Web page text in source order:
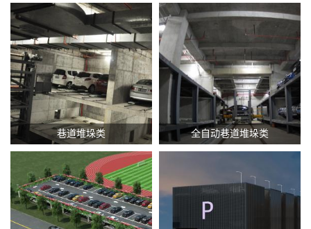
巷道堆垛类 全自动巷道堆垛类
查看更多 + 查看更多 +